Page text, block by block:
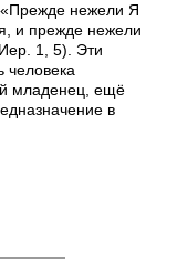
нежели Я
и прежде нежели
1, 5). Эти
человека
младенец, ещё
в